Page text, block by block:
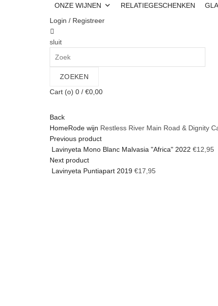
ONZE WIJNEN RELATIEGESCHENKEN
Login / Registreer
sluit
ZOEKEN
Cart (o) 0 / €0,00
Back
HomeRode wijn Restless River Main Road & Dignity
Previous product
Lavinyeta Mono Blanc Malvasia "Africa" 2022 €12,95
Next product
Lavinyeta Puntiapart 2019 €17,95